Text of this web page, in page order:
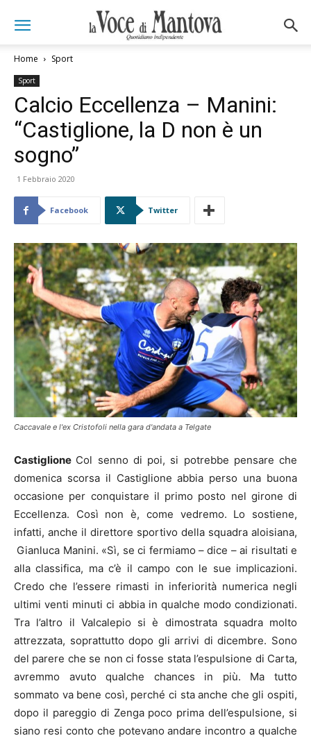
Home Sport
Sport
Calcio Eccellenza – Manini:
“Castiglione, la D non è un
sogno”
1 Febbraio 2020
Facebook Twitter
Caccavale e l'ex Cristofoli nella gara d'andata a Telgate
Castiglione Col senno di poi, si potrebbe pensare che
domenica scorsa il Castiglione abbia perso una buona
occasione per conquistare il primo posto nel girone di
Eccellenza. Così non è, come vedremo. Lo sostiene,
infatti, anche il direttore sportivo della squadra aloisiana,
Gianluca Manini. «Sì, se ci fermiamo – dice – ai risultati e
alla classifica, ma c’è il campo con le sue implicazioni.
Credo che l’essere rimasti in inferiorità numerica negli
ultimi venti minuti ci abbia in qualche modo condizionati.
Tra l’altro il Valcalepio si è dimostrata squadra molto
attrezzata, soprattutto dopo gli arrivi di dicembre. Sono
del parere che se non ci fosse stata l’espulsione di Carta,
avremmo avuto qualche chances in più. Ma tutto
sommato va bene così, perché ci sta anche che gli ospiti,
dopo il pareggio di Zenga poco prima dell’espulsione, si
siano resi conto che potevano andare incontro a qualche